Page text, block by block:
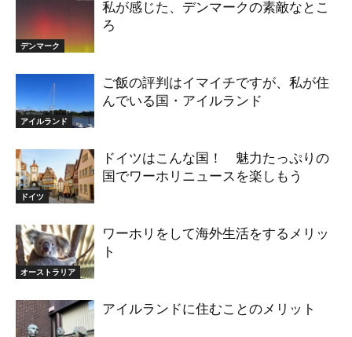
デンマーク
私が感じた、デンマークの素敵なとこ
ろ
アイルランド
ご飯の評判はイマイチですが、私が住
んでいる国・アイルランド
ドイツ
ドイツはこんな国！ 魅力たっぷりの
国でワーホリニュースを楽しもう
オーストラリア
ワーホリをして海外生活をするメリッ
ト
アイルランドに住むことのメリット